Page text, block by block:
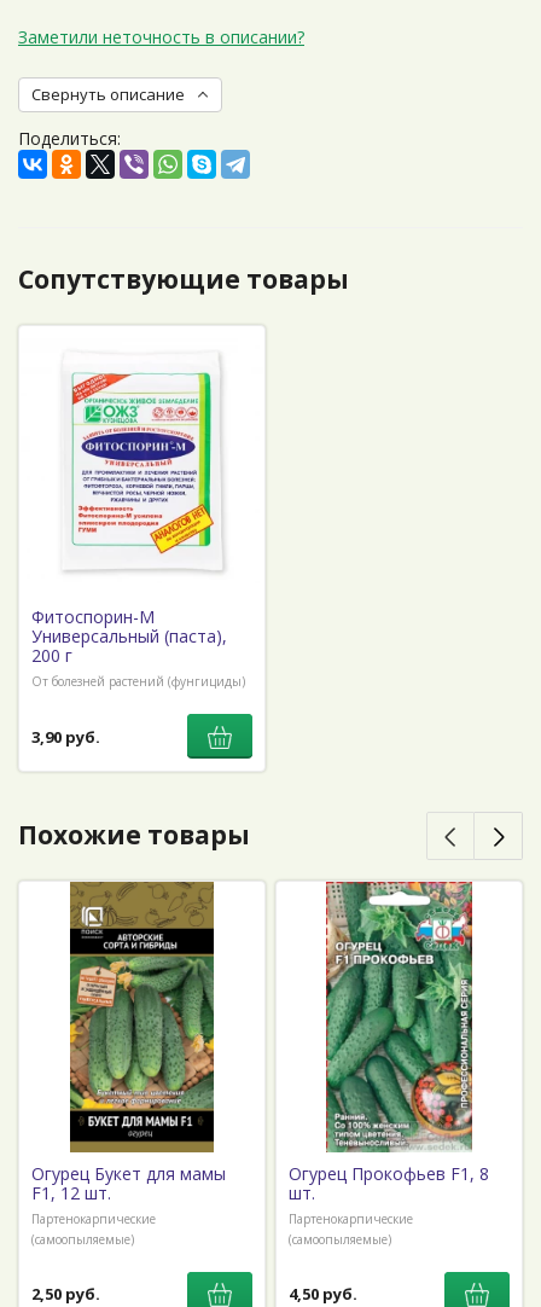
Заметили неточность в описании?
Свернуть описание
Поделиться:
Сопутствующие товары
Фитоспорин-М
Универсальный (паста),
200 г
От болезней растений (фунгициды)
3,90 руб.
Похожие товары
Огурец Букет для мамы
F1, 12 шт.
Партенокарпические
(самоопыляемые)
2,50 руб.
Огурец Прокофьев F1, 8
шт.
Партенокарпические
(самоопыляемые)
4,50 руб.